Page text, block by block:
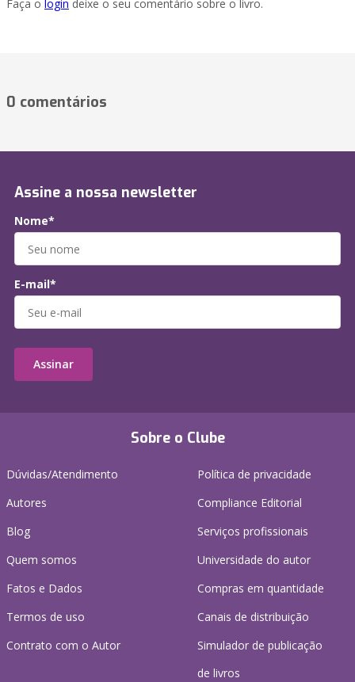
Faça o login deixe o seu comentário sobre o livro.
0 comentários
Sobre o Clube
Dúvidas/Atendimento
Autores
Blog
Quem somos
Fatos e Dados
Termos de uso
Contrato com o Autor
Política de privacidade
Compliance Editorial
Serviços profissionais
Universidade do autor
Compras em quantidade
Canais de distribuição
Simulador de publicação
de livros
Assine a nossa newsletter
Nome*
E-mail*
Assinar